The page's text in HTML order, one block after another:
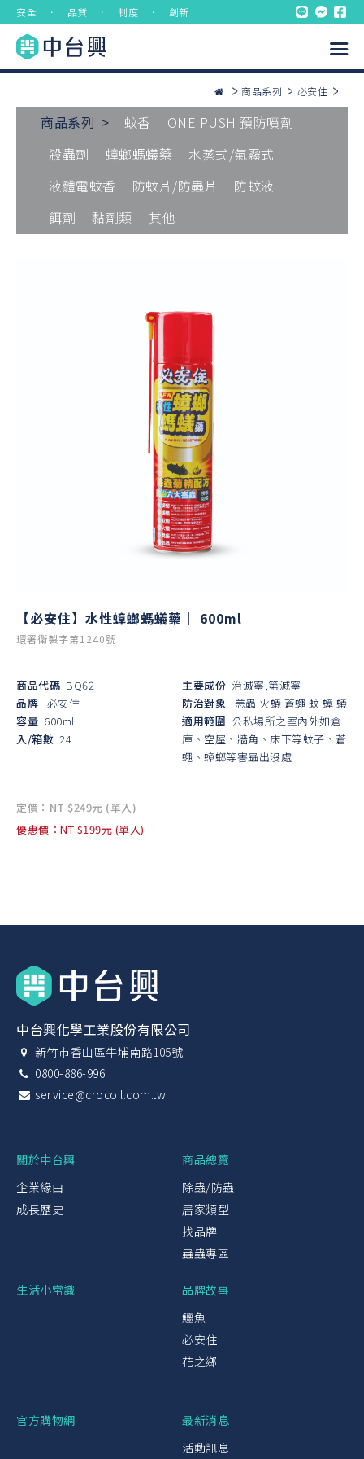
安全 ． 品質 ． 制度 ． 創新
商品系列 必安住
商品系列 > 蚊香
ONE PUSH 預防噴劑
殺蟲劑
蟑螂螞蟻藥
水蒸式/氣霧式
液體電蚊香
防蚊片/防蟲片
防蚊液
餌劑
黏劑類 其他
【必安住】水性蟑螂螞蟻藥｜ 600ml
環署衛製字第1240號
商品代碼 BQ62
品牌 必安住
容量 600ml
入/箱數 24
主要成份 治滅寧,第滅寧
防治對象 恙蟲 火蟻 蒼蠅 蚊 蟑 蟻
適用範圍 公私場所之室內外如倉
庫、空屋、牆角、床下等蚊子、蒼
蠅、蟑螂等害蟲出沒處
定價：NT $249元 (單入)
優惠價：NT $199元 (單入)
中台興化學工業股份有限公司
新竹市香山區牛埔南路105號
0800-886-996
service@crocoil.com.tw
關於中台興
企業緣由
成長歷史
商品總覽
除蟲/防蟲
居家類型
找品牌
蟲蟲專區
生活小常識
品牌故事
鱷魚
必安住
花之鄉
官方購物網
最新消息
活動訊息